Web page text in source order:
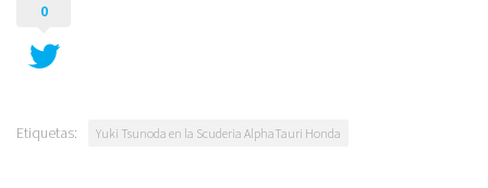
0
Etiquetas: Yuki Tsunoda en la Scuderia AlphaTauri Honda